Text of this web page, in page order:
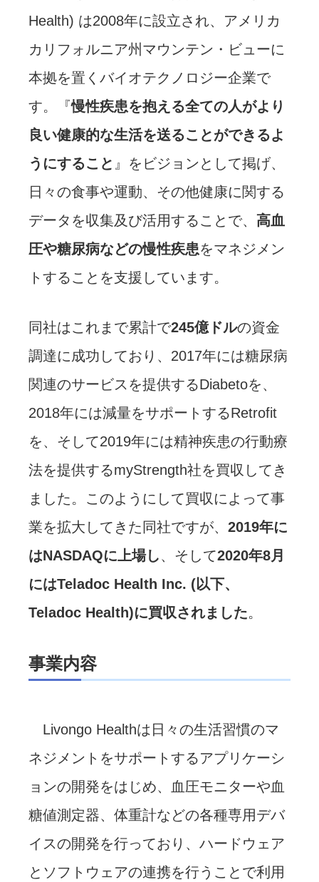
Health) は2008年に設立され、アメリカ
カリフォルニア州マウンテン・ビューに
本拠を置くバイオテクノロジー企業で
す。『慢性疾患を抱える全ての人がより
良い健康的な生活を送ることができるよ
うにすること 』をビジョンとして掲げ、
日々の食事や運動、その他健康に関する
データを収集及び活用することで、 高血
圧や糖尿病などの慢性疾患をマネジメン
トすることを支援しています。
同社はこれまで累計で245億ドルの資金
調達に成功しており、2017年には糖尿病
関連のサービスを提供するDiabetoを、
2018年には減量をサポートするRetrofit
を、そして2019年には精神疾患の行動療
法を提供するmyStrength社を買収してき
ました。このようにして買収によって事
業を拡大してきた同社ですが、 2019年に
はNASDAQに上場し、そして2020年8月
にはTeladoc Health Inc. (以下、
Teladoc Health)に買収されました。
事業内容
Livongo Healthは日々の生活習慣のマ
ネジメントをサポートするアプリケーシ
ョンの開発をはじめ、血圧モニターや血
糖値測定器、体重計などの各種専用デバ
イスの開発を行っており、ハードウェア
とソフトウェアの連携を行うことで利用